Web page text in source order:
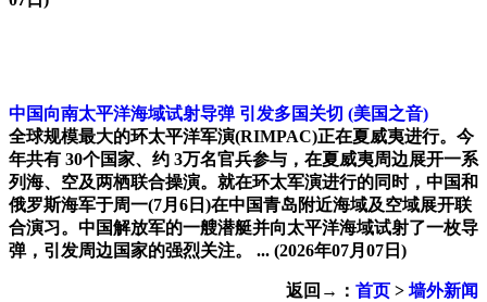
中国向南太平洋海域试射导弹 引发多国关切 (美国之音)
全球规模最大的环太平洋军演(RIMPAC)正在夏威夷进行。今
年共有 30个国家、约 3万名官兵参与，在夏威夷周边展开一系
列海、空及两栖联合操演。就在环太军演进行的同时，中国和
俄罗斯海军于周一(7月6日)在中国青岛附近海域及空域展开联
合演习。中国解放军的一艘潜艇并向太平洋海域试射了一枚导
弹，引发周边国家的强烈关注。 ... (2026年07月07日)
返回→： 首页 > 墙外新闻